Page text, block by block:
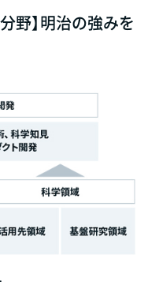
野】明治の強みを